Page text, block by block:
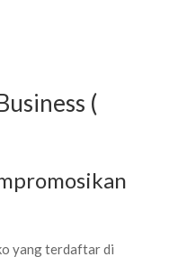
(
yang terdaftar di